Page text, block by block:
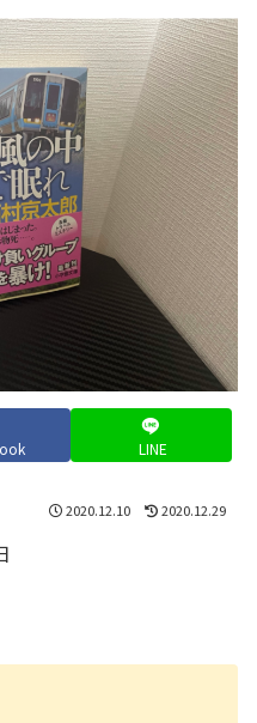
LINE
2020.12.10 2020.12.29